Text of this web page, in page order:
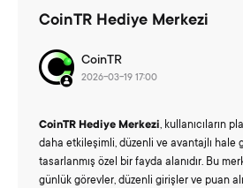
CoinTR Hediye Merkezi
CoinTR
2026-03-19 17:00
CoinTR Hediye Merkezi, kullanıcıların
daha etkileşimli, düzenli ve avantajlı hale
tasarlanmış özel bir fayda alanıdır. Bu
günlük görevler, düzenli girişler ve puan